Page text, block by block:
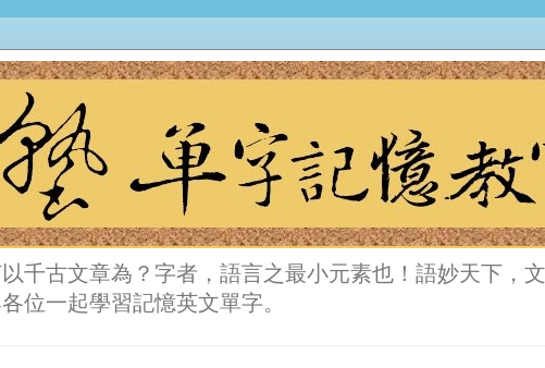
千古文章為？字者，語言之最小元素也！語妙天下，
位一起學習記憶英文單字。